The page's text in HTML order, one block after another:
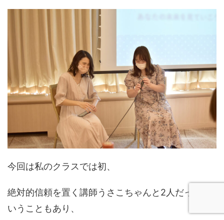
今回は私のクラスでは初、
絶対的信頼を置く講師うさこちゃんと2人だったと
いうこともあり、